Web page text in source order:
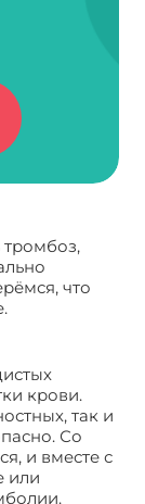
тромбоз,
что
крови.
так и
Со
и вместе с
или